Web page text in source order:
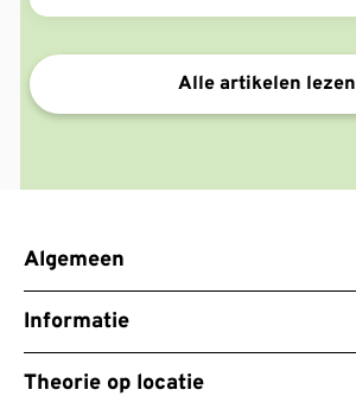
Alle artikelen lezen
Algemeen
Informatie
Theorie op locatie